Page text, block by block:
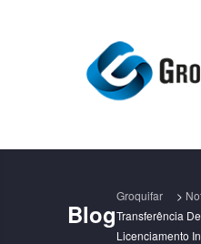
Blog
Groquifar >
Transferência
Licenciamento